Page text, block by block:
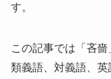
す。
この記事では「吝嗇
類義語、対義語、